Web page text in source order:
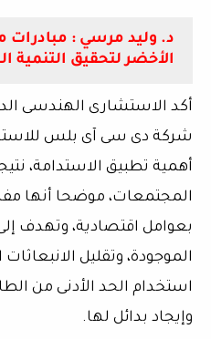
د. وليد مرسي : مبادرات
الأخضر لتحقيق التنمية
أكد الاستشارى الهندسى
شركة دى سى آى بلس
أهمية تطبيق الاستدامة،
المجتمعات، موضحا أنها
بعوامل اقتصادية، وتهدف
الموجودة، وتقليل الانبعاثات
استخدام الحد الأدنى من
وإيجاد بدائل لها.